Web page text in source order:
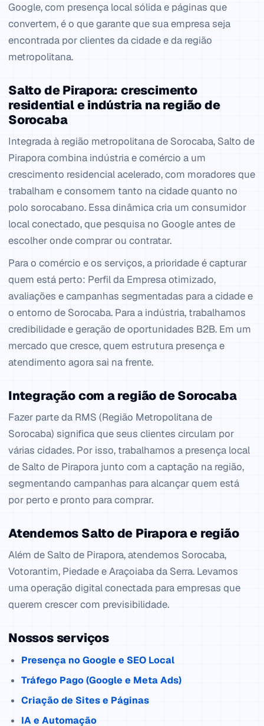
Google, com presença local sólida e páginas que
convertem, é o que garante que sua empresa seja
encontrada por clientes da cidade e da região
metropolitana.
Salto de Pirapora: crescimento
residential e indústria na região de
Sorocaba
Integrada à região metropolitana de Sorocaba, Salto de
Pirapora combina indústria e comércio a um
crescimento residencial acelerado, com moradores que
trabalham e consomem tanto na cidade quanto no
polo sorocabano. Essa dinâmica cria um consumidor
local conectado, que pesquisa no Google antes de
escolher onde comprar ou contratar.
Para o comércio e os serviços, a prioridade é capturar
quem está perto: Perfil da Empresa otimizado,
avaliações e campanhas segmentadas para a cidade e
o entorno de Sorocaba. Para a indústria, trabalhamos
credibilidade e geração de oportunidades B2B. Em um
mercado que cresce, quem estrutura presença e
atendimento agora sai na frente.
Integração com a região de Sorocaba
Fazer parte da RMS (Região Metropolitana de
Sorocaba) significa que seus clientes circulam por
várias cidades. Por isso, trabalhamos a presença local
de Salto de Pirapora junto com a captação na região,
segmentando campanhas para alcançar quem está
por perto e pronto para comprar.
Atendemos Salto de Pirapora e região
Além de Salto de Pirapora, atendemos Sorocaba,
Votorantim, Piedade e Araçoiaba da Serra. Levamos
uma operação digital conectada para empresas que
querem crescer com previsibilidade.
Nossos serviços
Presença no Google e SEO Local
Tráfego Pago (Google e Meta Ads)
Criação de Sites e Páginas
IA e Automação